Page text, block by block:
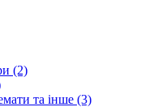
(2)
та інше (3)